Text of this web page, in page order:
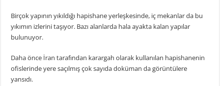
Birçok yapının yıkıldığı hapishane yerleşkesinde, iç mekanlar da bu
yıkımın izlerini taşıyor. Bazı alanlarda hala ayakta kalan yapılar
bulunuyor.
Daha önce İran tarafından karargah olarak kullanılan hapishanenin
ofislerinde yere saçılmış çok sayıda doküman da görüntülere
yansıdı.